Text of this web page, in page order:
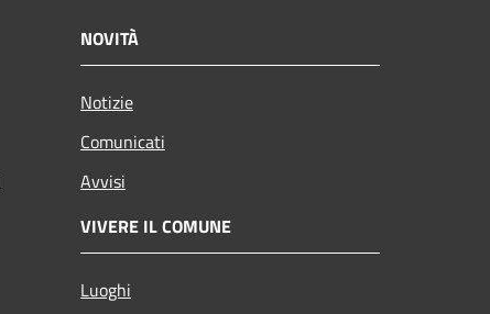
NOVITÀ
Notizie
Comunicati
Avvisi
VIVERE IL COMUNE
Luoghi